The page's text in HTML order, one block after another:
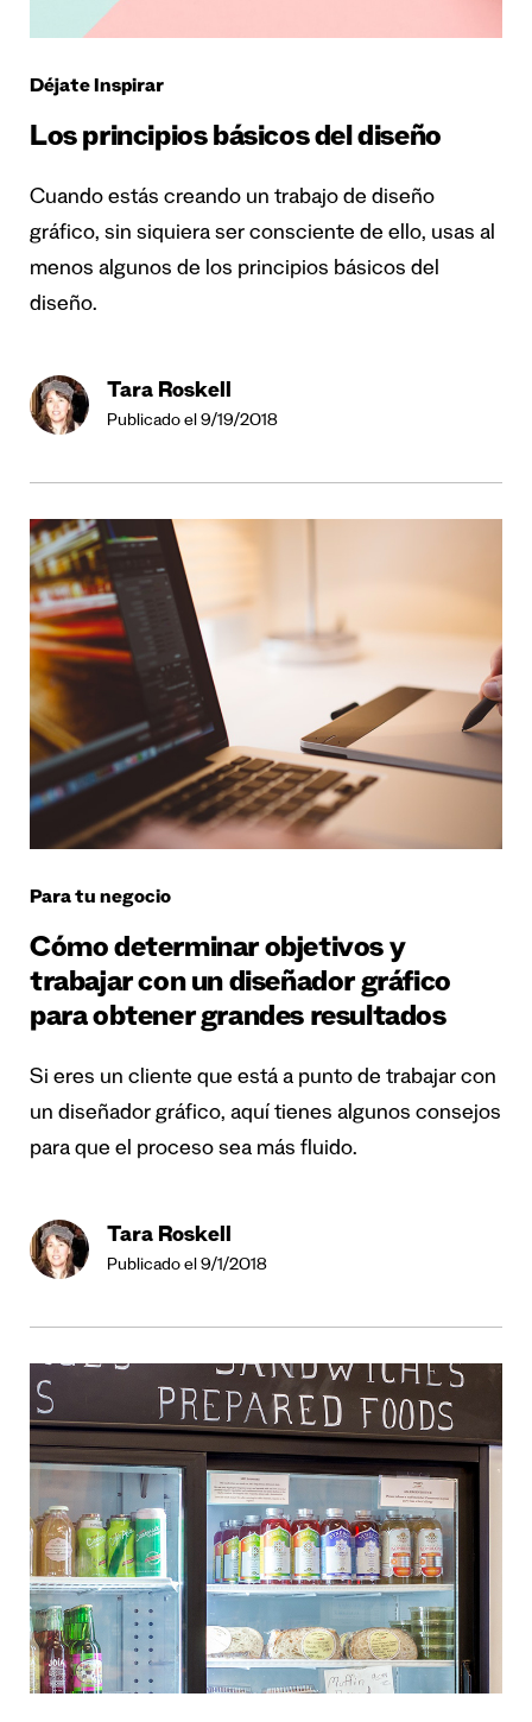
Déjate Inspirar
Los principios básicos del diseño
Cuando estás creando un trabajo de diseño
gráfico, sin siquiera ser consciente de ello, usas al
menos algunos de los principios básicos del
diseño.
Tara Roskell
Publicado el 9/19/2018
Para tu negocio
Cómo determinar objetivos y
trabajar con un diseñador gráfico
para obtener grandes resultados
Si eres un cliente que está a punto de trabajar con
un diseñador gráfico, aquí tienes algunos consejos
para que el proceso sea más fluido.
Tara Roskell
Publicado el 9/1/2018